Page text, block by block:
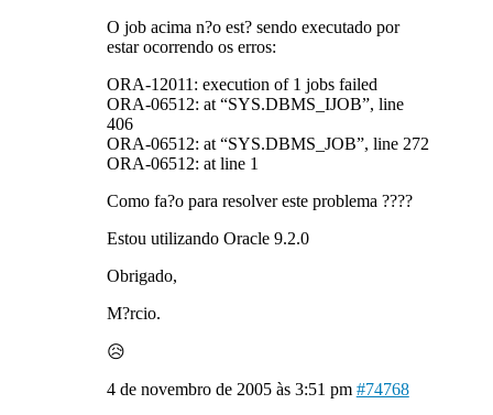
O job acima n?o est? sendo executado por
estar ocorrendo os erros:
ORA-12011: execution of 1 jobs failed
ORA-06512: at “SYS.DBMS_IJOB”, line
406
ORA-06512: at “SYS.DBMS_JOB”, line 272
ORA-06512: at line 1
Como fa?o para resolver este problema ????
Estou utilizando Oracle 9.2.0
Obrigado,
M?rcio.
😥
4 de novembro de 2005 às 3:51 pm #74768